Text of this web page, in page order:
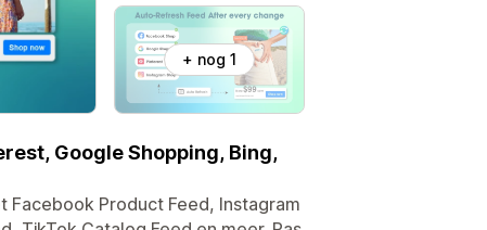
+ nog 1
Google Shopping, Bing,
Product Feed, Instagram